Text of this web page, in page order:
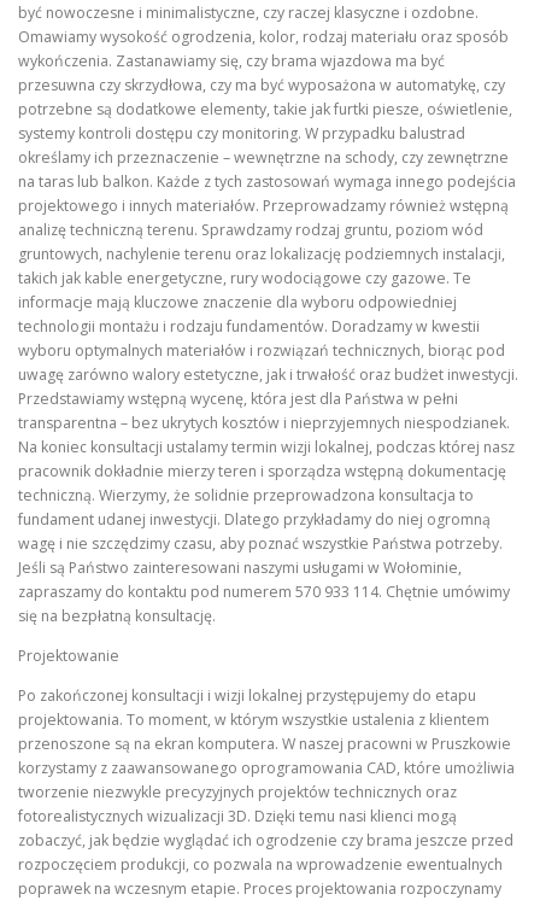
być nowoczesne i minimalistyczne, czy raczej klasyczne i ozdobne.
Omawiamy wysokość ogrodzenia, kolor, rodzaj materiału oraz sposób
wykończenia. Zastanawiamy się, czy brama wjazdowa ma być
przesuwna czy skrzydłowa, czy ma być wyposażona w automatykę, czy
potrzebne są dodatkowe elementy, takie jak furtki piesze, oświetlenie,
systemy kontroli dostępu czy monitoring. W przypadku balustrad
określamy ich przeznaczenie – wewnętrzne na schody, czy zewnętrzne
na taras lub balkon. Każde z tych zastosowań wymaga innego podejścia
projektowego i innych materiałów. Przeprowadzamy również wstępną
analizę techniczną terenu. Sprawdzamy rodzaj gruntu, poziom wód
gruntowych, nachylenie terenu oraz lokalizację podziemnych instalacji,
takich jak kable energetyczne, rury wodociągowe czy gazowe. Te
informacje mają kluczowe znaczenie dla wyboru odpowiedniej
technologii montażu i rodzaju fundamentów. Doradzamy w kwestii
wyboru optymalnych materiałów i rozwiązań technicznych, biorąc pod
uwagę zarówno walory estetyczne, jak i trwałość oraz budżet inwestycji.
Przedstawiamy wstępną wycenę, która jest dla Państwa w pełni
transparentna – bez ukrytych kosztów i nieprzyjemnych niespodzianek.
Na koniec konsultacji ustalamy termin wizji lokalnej, podczas której nasz
pracownik dokładnie mierzy teren i sporządza wstępną dokumentację
techniczną. Wierzymy, że solidnie przeprowadzona konsultacja to
fundament udanej inwestycji. Dlatego przykładamy do niej ogromną
wagę i nie szczędzimy czasu, aby poznać wszystkie Państwa potrzeby.
Jeśli są Państwo zainteresowani naszymi usługami w Wołominie,
zapraszamy do kontaktu pod numerem 570 933 114. Chętnie umówimy
się na bezpłatną konsultację.
Projektowanie
Po zakończonej konsultacji i wizji lokalnej przystępujemy do etapu
projektowania. To moment, w którym wszystkie ustalenia z klientem
przenoszone są na ekran komputera. W naszej pracowni w Pruszkowie
korzystamy z zaawansowanego oprogramowania CAD, które umożliwia
tworzenie niezwykle precyzyjnych projektów technicznych oraz
fotorealistycznych wizualizacji 3D. Dzięki temu nasi klienci mogą
zobaczyć, jak będzie wyglądać ich ogrodzenie czy brama jeszcze przed
rozpoczęciem produkcji, co pozwala na wprowadzenie ewentualnych
poprawek na wczesnym etapie. Proces projektowania rozpoczynamy